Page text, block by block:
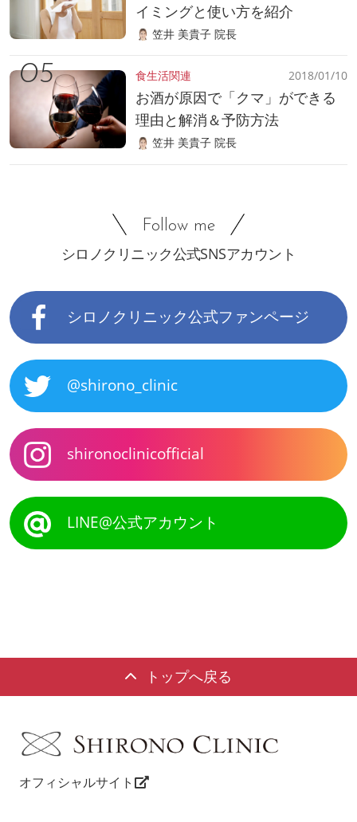
イミングと使い方を紹介
笠井 美貴子 院長
食生活関連 2018/01/10
お酒が原因で「クマ」ができる
理由と解消＆予防方法
笠井 美貴子 院長
Follow me
シロノクリニック公式SNSアカウント
シロノクリニック公式ファンページ
@shirono_clinic
shironoclinicofficial
LINE@公式アカウント
トップへ戻る
オフィシャルサイト